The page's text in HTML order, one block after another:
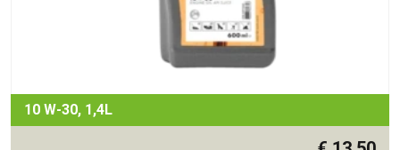
10 W-30, 1,4L